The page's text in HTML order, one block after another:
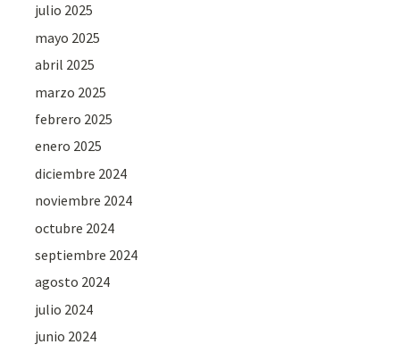
julio 2025
mayo 2025
abril 2025
marzo 2025
febrero 2025
enero 2025
diciembre 2024
noviembre 2024
octubre 2024
septiembre 2024
agosto 2024
julio 2024
junio 2024